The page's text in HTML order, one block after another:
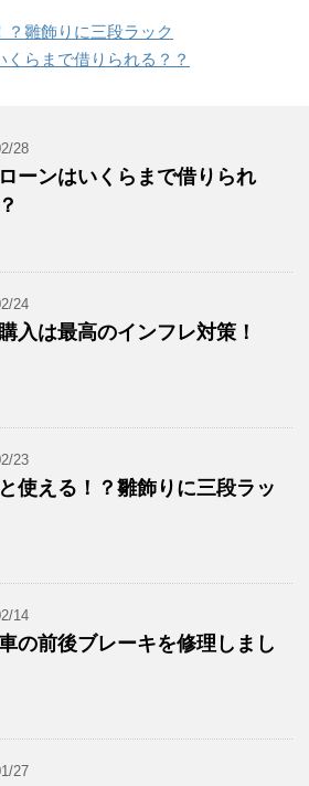
？雛飾りに三段ラック
くらまで借りられる？？
28
ーンはいくらまで借りられ
24
入は最高のインフレ対策！
23
使える！？雛飾りに三段ラッ
14
の前後ブレーキを修理しまし
27